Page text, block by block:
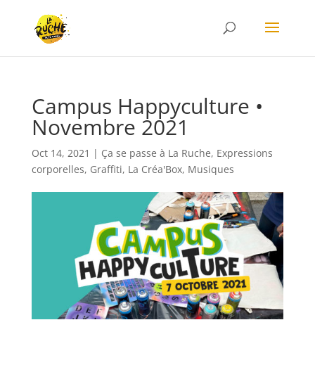
Campus Happyculture •
Novembre 2021
Oct 14, 2021 | Ça se passe à La Ruche, Expressions
corporelles, Graffiti, La Créa'Box, Musiques